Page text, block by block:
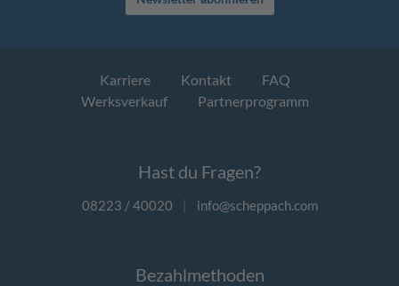
Karriere Kontakt
FAQ
Werksverkauf
Partnerprogramm
Hast du Fragen?
08223 / 40020 | info@scheppach.com
Bezahlmethoden